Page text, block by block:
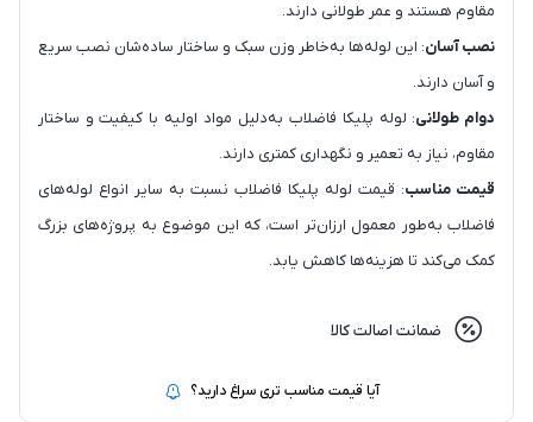
مقاوم هستند و عمر طولانی دارند.
نصب آسان: این لوله‌ها به‌خاطر وزن سبک و ساختار ساده‌شان نصب سریع
و آسان دارند.
دوام طولانی: لوله پلیکا فاضلاب به‌دلیل مواد اولیه با کیفیت و ساختار
مقاوم، نیاز به تعمیر و نگهداری کمتری دارند.
قیمت مناسب: قیمت لوله پلیکا فاضلاب نسبت به سایر انواع لوله‌های
فاضلاب به‌طور معمول ارزان‌تر است، که این موضوع به پروژه‌های بزرگ
کمک می‌کند تا هزینه‌ها کاهش یابد.
ضمانت اصالت کالا
آیا قیمت مناسب تری سراغ دارید؟